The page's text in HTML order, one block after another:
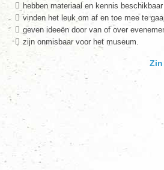
hebben materiaal en kennis
vinden het leuk om af en toe mee te
geven ideeën door van of over
zijn onmisbaar voor het museum.